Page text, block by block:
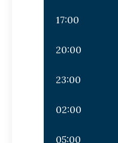
17:00
20:00
23:00
02:00
05:00